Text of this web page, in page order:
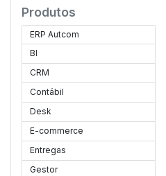
Produtos
ERP Autcom
BI
CRM
Contábil
Desk
E-commerce
Entregas
Gestor